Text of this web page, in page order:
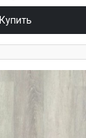
Купить